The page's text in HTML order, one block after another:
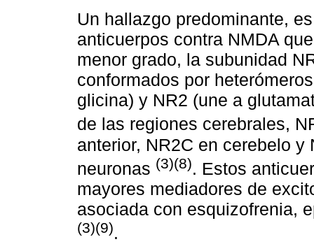
Un hallazgo predominante,
anticuerpos contra NMDA
menor grado, la subunidad
conformados por
glicina) y NR2 (une a
de las regiones cerebrales,
anterior, NR2C en cerebelo
neuronas (3)(8). Estos
mayores mediadores de
asociada con esquizofrenia,
(3)(9).